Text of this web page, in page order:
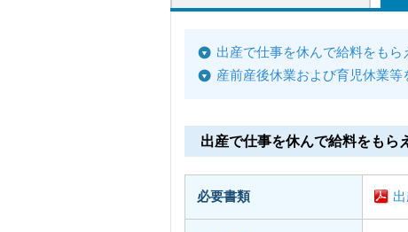
出産で仕事を休んで給料をもら
産前産後休業および育児休業等
出産で仕事を休んで給料をもら
必要書類